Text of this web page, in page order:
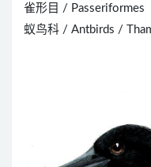
雀形目 / Passeriformes
蚁鸟科 / Antbirds /